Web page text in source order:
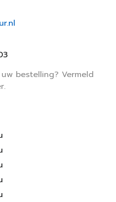
bestelling? Vermeld